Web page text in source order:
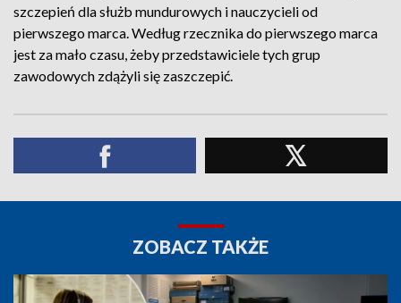
szczepień dla służb mundurowych i nauczycieli od
pierwszego marca. Według rzecznika do pierwszego marca
jest za mało czasu, żeby przedstawiciele tych grup
zawodowych zdążyli się zaszczepić.
ZOBACZ TAKŻE